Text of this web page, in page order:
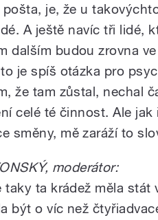
je, že u
A ještě navíc tři lidé,
dalším budou zrovna
je spíš otázka pro
že tam zůstal, nechal
celé té činnost. Ale jak
směny, mě zaráží to
moderátor:
taky ta krádež měla
být o víc než